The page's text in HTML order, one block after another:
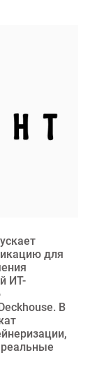
для
ИТ-
В